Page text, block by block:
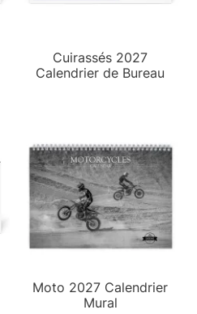
Cuirassés 2027
Calendrier de Bureau
Moto 2027 Calendrier
Mural